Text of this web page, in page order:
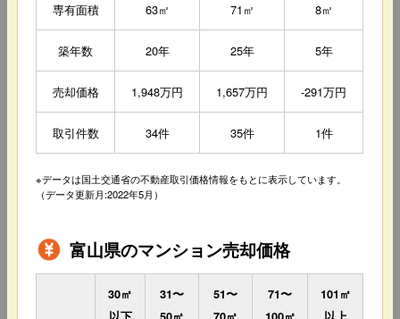
専有面積 63㎡ 71㎡ 8㎡
築年数 20年 25年 5年
売却価格 1,948万円 1,657万円 -291万円
取引件数 34件 35件 1件
※データは国土交通省の不動産取引価格情報をもとに表示しています。
（データ更新月:2022年5月）
富山県のマンション売却価格
30㎡
31〜
51〜
71〜
101㎡